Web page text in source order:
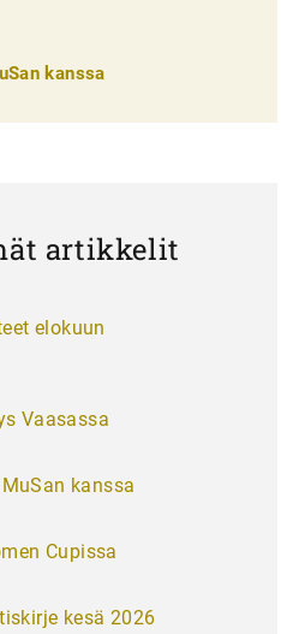
kanssa
artikkelit
elokuun
Vaasassa
kanssa
Cupissa
kesä 2026